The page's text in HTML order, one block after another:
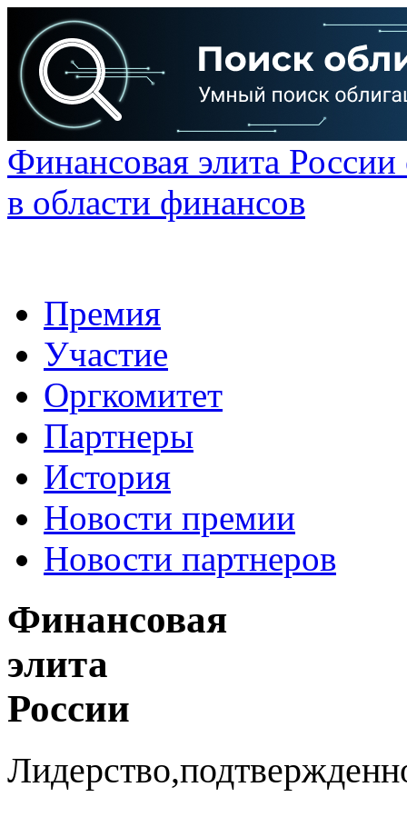
Финансовая элита
в области финансов
Премия
Участие
Оргкомитет
Партнеры
История
Новости премии
Новости партнеров
Финансовая
элита
России